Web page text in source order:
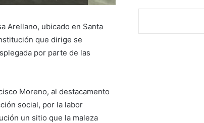
Arellano, ubicado en Santa
que dirige se
por parte de las
Moreno, al destacamento
social, por la labor
un sitio que la maleza